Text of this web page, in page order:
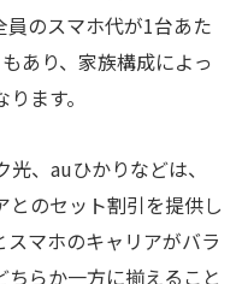
のスマホ代が1台あた
あり、家族構成によっ
ます。
、auひかりなどは、
とのセット割引を提供し
マホのキャリアがバラ
らか一方に揃えること